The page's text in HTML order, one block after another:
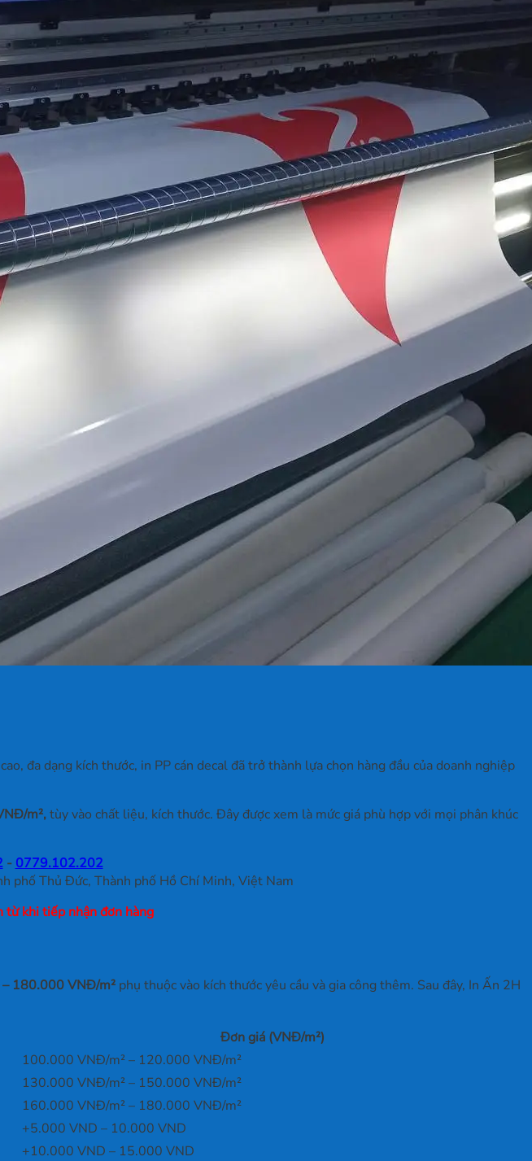
đa dạng kích thước, in PP cán decal đã trở thành lựa chọn hàng đầu của doanh nghiệp
m²,tùy vào chất liệu, kích thước. Đây được xem là mức giá phù hợp với mọi phân khúc
- 0779.102.202
phố Thủ Đức, Thành phố Hồ Chí Minh, Việt Nam
khi tiếp nhận đơn hàng
– 180.000 VNĐ/m² phụ thuộc vào kích thước yêu cầu và gia công thêm. Sau đây, In Ấn 2H
Đơn giá (VNĐ/m²)
100.000 VNĐ/m² – 120.000 VNĐ/m²
130.000 VNĐ/m² – 150.000 VNĐ/m²
160.000 VNĐ/m² – 180.000 VNĐ/m²
+5.000 VND – 10.000 VND
+10.000 VND – 15.000 VND